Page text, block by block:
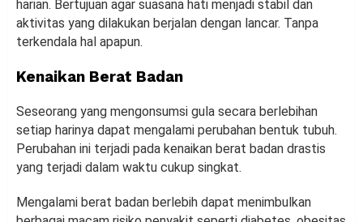
harian. Bertujuan agar suasana hati menjadi stabil dan
aktivitas yang dilakukan berjalan dengan lancar. Tanpa
terkendala hal apapun.
Kenaikan Berat Badan
Seseorang yang mengonsumsi gula secara berlebihan
setiap harinya dapat mengalami perubahan bentuk tubuh.
Perubahan ini terjadi pada kenaikan berat badan drastis
yang terjadi dalam waktu cukup singkat.
Mengalami berat badan berlebih dapat menimbulkan